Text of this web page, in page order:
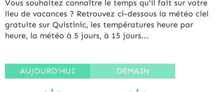
Vous souhaitez connaître le temps qu'il fait sur votre
lieu de vacances ? Retrouvez ci-dessous la météo ciel
gratuite sur Quistinic, les températures heure par
heure, la météo à 5 jours, à 15 jours...